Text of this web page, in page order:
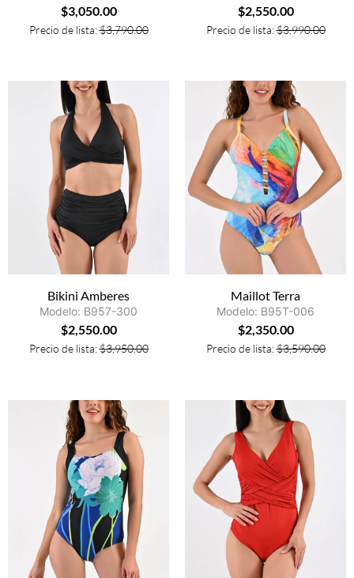
$3,050.00
Precio de lista:$3,790.00
$2,550.00
Precio de lista:$3,990.00
Bikini Amberes
Modelo: B957-300
$2,550.00
Precio de lista:$3,950.00
Maillot Terra
Modelo: B95T-006
$2,350.00
Precio de lista:$3,590.00